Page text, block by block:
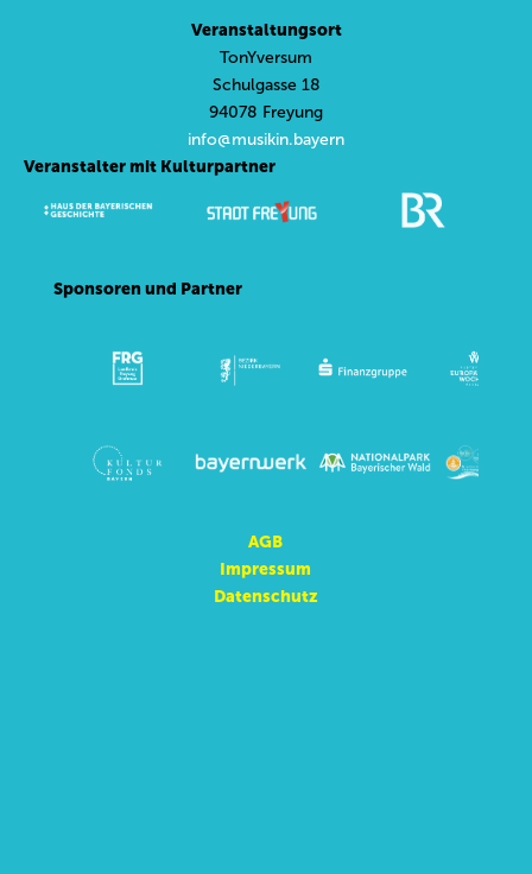
Veranstaltungsort
TonYversum
Schulgasse 18
94078 Freyung
info@musikin.bayern
Veranstalter mit Kulturpartner
Sponsoren und Partner
AGB
Impressum
Datenschutz